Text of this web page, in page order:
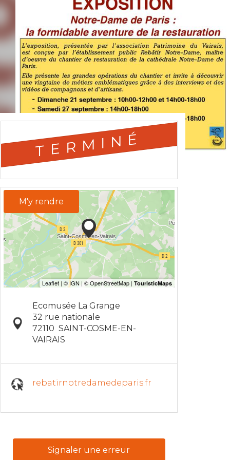
TERMINÉ
M'y rendre
Ecomusée La Grange
32 rue nationale
72110 SAINT-COSME-EN-
VAIRAIS
rebatirnotredamedeparis.fr
Signaler une erreur